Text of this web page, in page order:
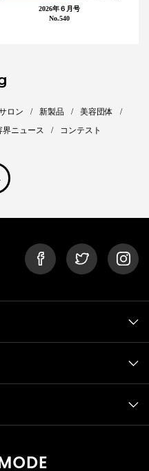
2026年６月号
No.540
ロン 新製品
美容団体
界ニュース コンテスト
pagetop